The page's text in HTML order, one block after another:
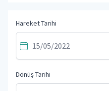
Hareket Tarihi
Dönüş Tarihi